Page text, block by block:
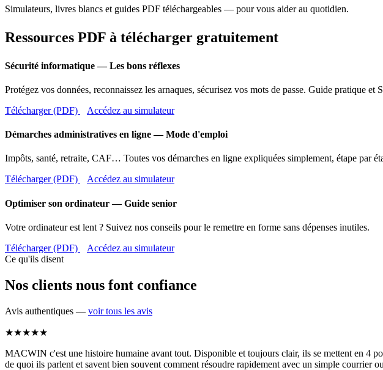
Simulateurs, livres blancs et guides PDF téléchargeables — pour vous aider au quotidien.
Ressources PDF à télécharger gratuitement
Sécurité informatique — Les bons réflexes
Protégez vos données, reconnaissez les arnaques, sécurisez vos mots de passe. Guide pratique et
Télécharger (PDF)
Accédez au simulateur
Démarches administratives en ligne — Mode d'emploi
Impôts, santé, retraite, CAF… Toutes vos démarches en ligne expliquées simplement, étape par
Télécharger (PDF)
Accédez au simulateur
Optimiser son ordinateur — Guide senior
Votre ordinateur est lent ? Suivez nos conseils pour le remettre en forme sans dépenses inutiles.
Télécharger (PDF)
Accédez au simulateur
Ce qu'ils disent
Nos clients nous font confiance
Avis authentiques — voir tous les avis
★★★★★
MACWIN c'est une histoire humaine avant tout. Disponible et toujours clair, ils se mettent en 4
de quoi ils parlent et savent bien souvent comment résoudre rapidement avec un simple courrier